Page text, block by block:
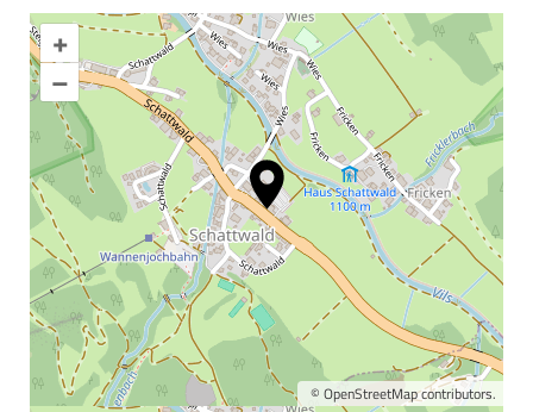
+
–
© OpenStreetMapcontributors.